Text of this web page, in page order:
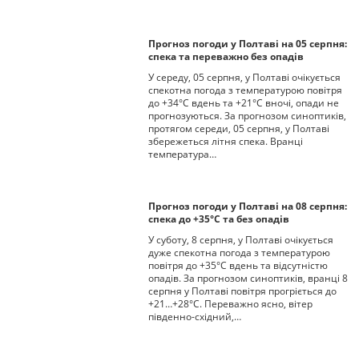
Прогноз погоди у Полтаві на 05 серпня:
спека та переважно без опадів
У середу, 05 серпня, у Полтаві очікується
спекотна погода з температурою повітря
до +34°С вдень та +21°С вночі, опади не
прогнозуються. За прогнозом синоптиків,
протягом середи, 05 серпня, у Полтаві
збережеться літня спека. Вранці
температура…
Прогноз погоди у Полтаві на 08 серпня:
спека до +35°С та без опадів
У суботу, 8 серпня, у Полтаві очікується
дуже спекотна погода з температурою
повітря до +35°С вдень та відсутністю
опадів. За прогнозом синоптиків, вранці 8
серпня у Полтаві повітря прогріється до
+21…+28°С. Переважно ясно, вітер
південно-східний,…